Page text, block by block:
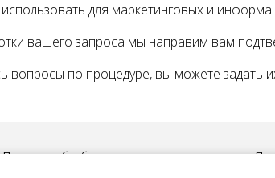
для маркетинговых и
вашего запроса мы направим вам
вопросы по процедуре, вы можете задать
Политика обработки персональных данных